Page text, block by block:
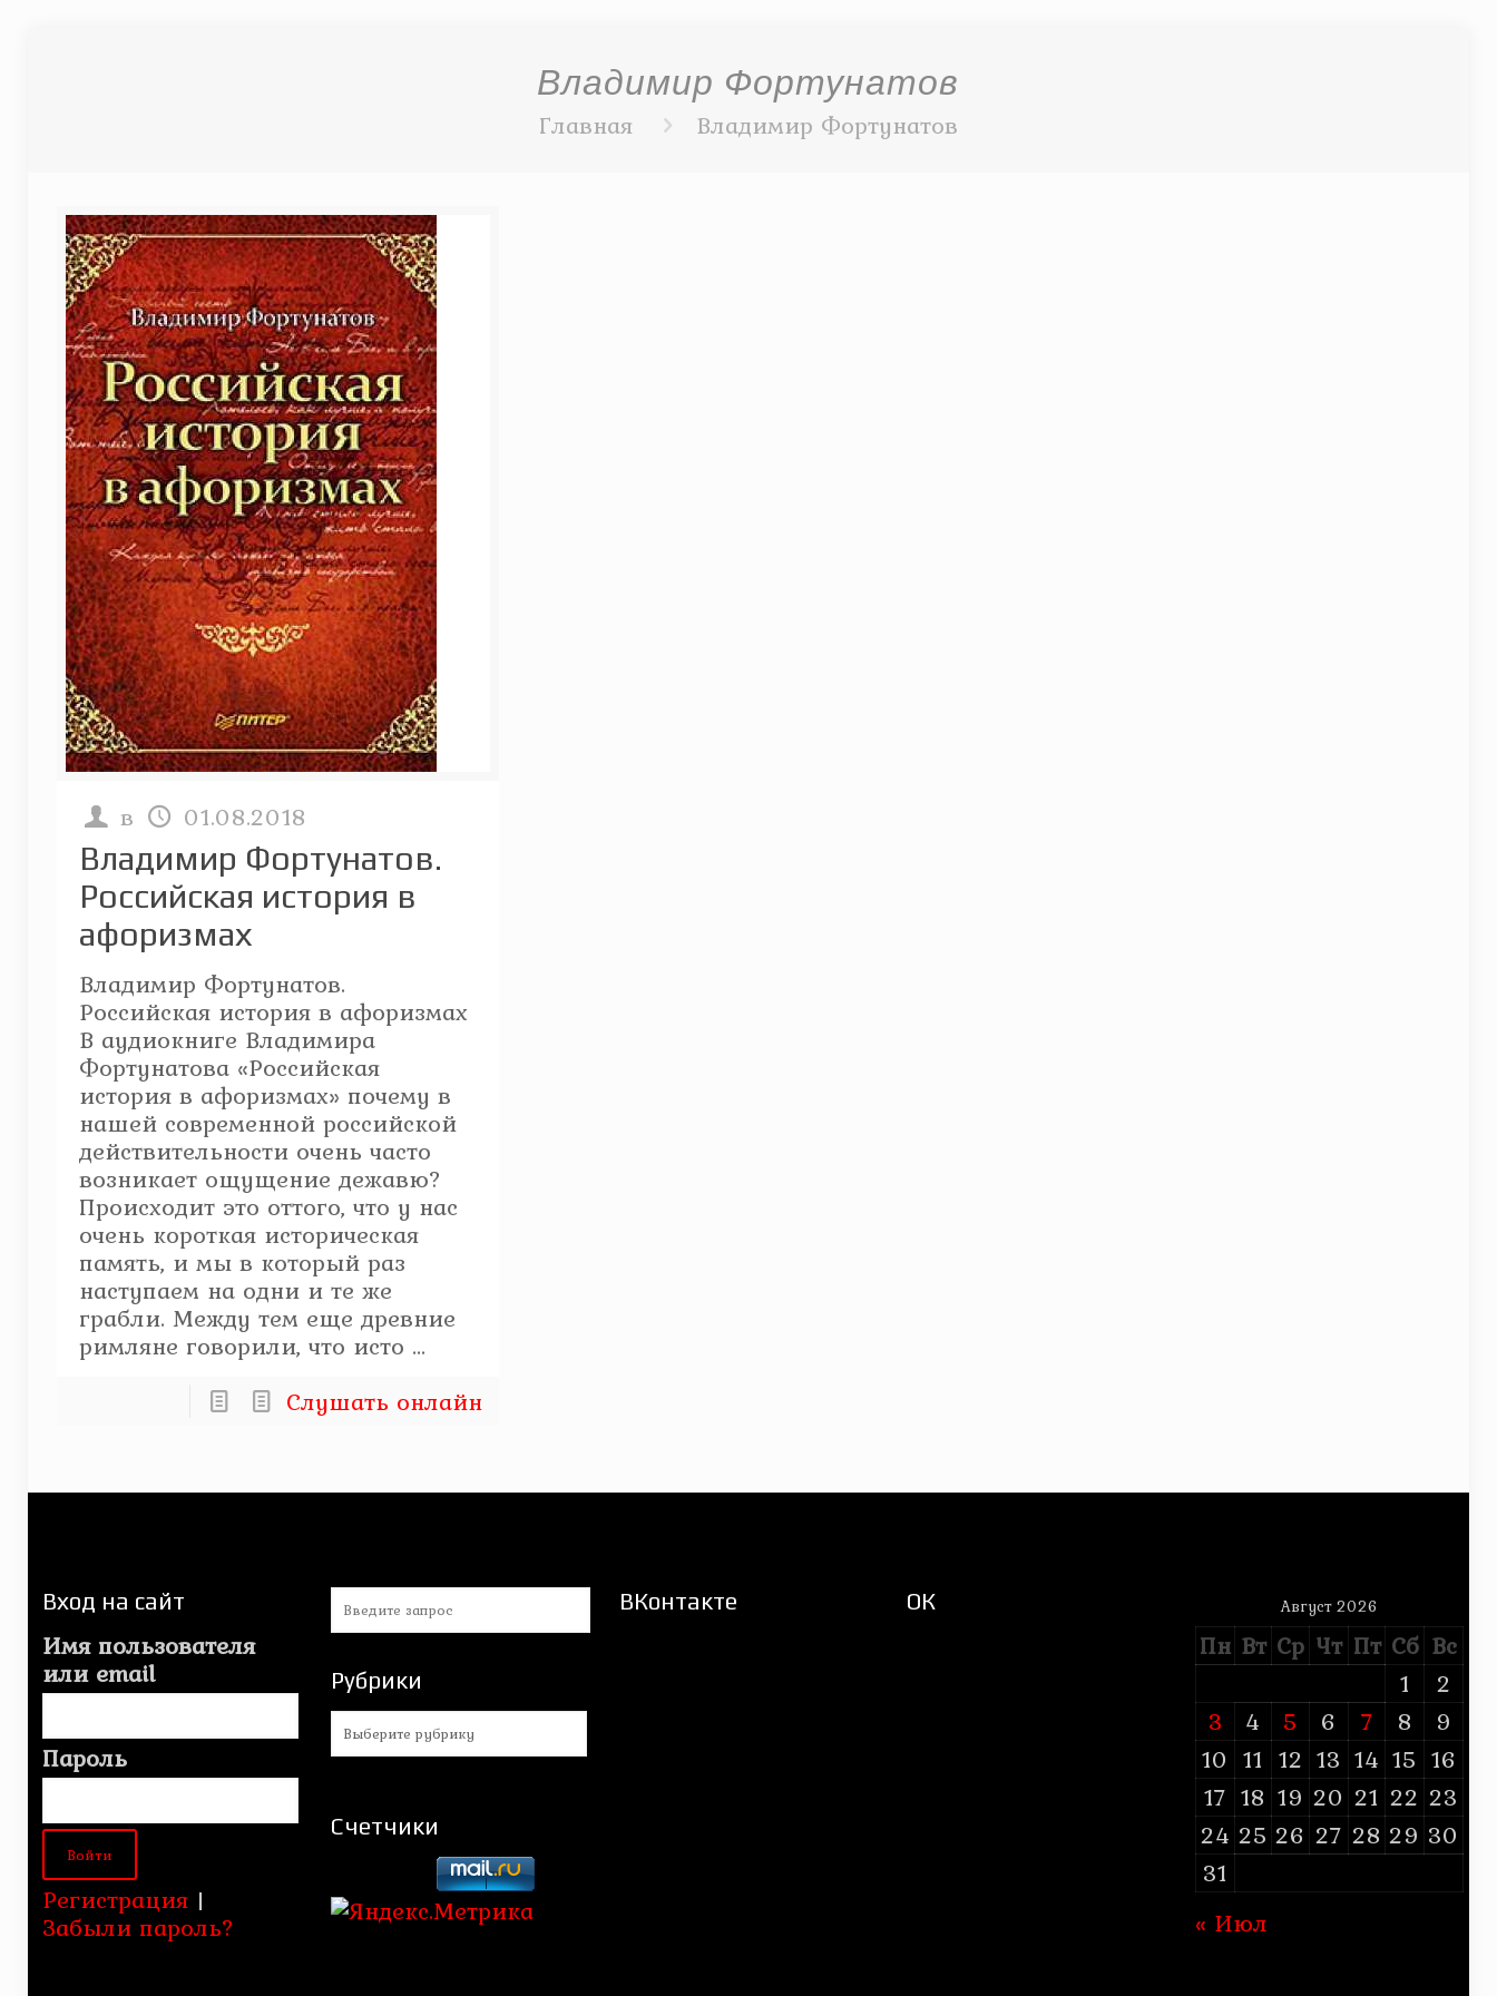
Владимир Фортунатов
Главная Владимир Фортунатов
в 01.08.2018
Владимир Фортунатов.
Российская история в
афоризмах
Владимир Фортунатов.
Российская история в афоризмах
В аудиокниге Владимира
Фортунатова «Российская
история в афоризмах» почему в
нашей современной российской
действительности очень часто
возникает ощущение дежавю?
Происходит это оттого, что у нас
очень короткая историческая
память, и мы в который раз
наступаем на одни и те же
грабли. Между тем еще древние
римляне говорили, что исто ...
Слушать онлайн
Вход на сайт
Имя пользователя
или email
Пароль
Регистрация |
Забыли пароль?
Рубрики
Рубрики
Счетчики
ВКонтакте ОК Август 2026
Пн Вт Ср Чт Пт Сб Вс
1
2
3
4 5 6 7 8
9
10 11 12 13 14 15 16
17 18 19 20 21 22 23
24 25 26 27 28 29 30
31
« Июл